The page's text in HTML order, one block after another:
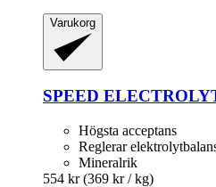
Varukorg
SPEED
Högsta acceptans
Reglerar
Mineralrik
554 kr (369 kr / kg)